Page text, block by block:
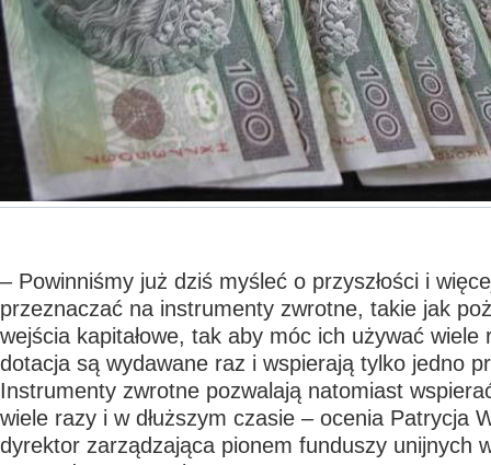
– Powinniśmy już dziś myśleć o przyszłości i
przeznaczać na instrumenty zwrotne, takie jak
wejścia kapitałowe, tak aby móc ich używać wiele
dotacja są wydawane raz i wspierają tylko jedno
Instrumenty zwrotne pozwalają natomiast
wiele razy i w dłuższym czasie – ocenia Patrycja
dyrektor zarządzająca pionem funduszy unijnych